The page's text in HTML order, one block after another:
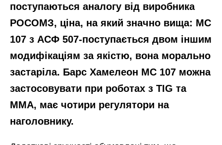
поступаються аналогу від виробника
РОСОМЗ, ціна, на який значно вища: МС
107 з АСФ 507-поступається двом іншим
модифікаціям за якістю, вона морально
застаріла. Барс Хамелеон МС 107 можна
застосовувати при роботах з TIG та
MMA, має чотири регулятори на
наголовнику.